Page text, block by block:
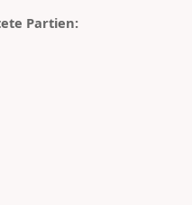
Partien: